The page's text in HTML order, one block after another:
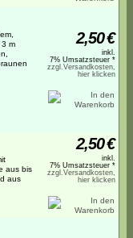
3 m
2,50€
inkl.
7% Umsatzsteuer *
zzgl.Versandkosten,
hier klicken
aus bis
aus
2,50€
inkl.
7% Umsatzsteuer *
zzgl.Versandkosten,
hier klicken